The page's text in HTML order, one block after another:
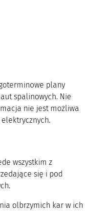
plany
spalinowych. Nie
nie jest możliwa
wszystkim z
się i pod
olbrzymich kar w ich